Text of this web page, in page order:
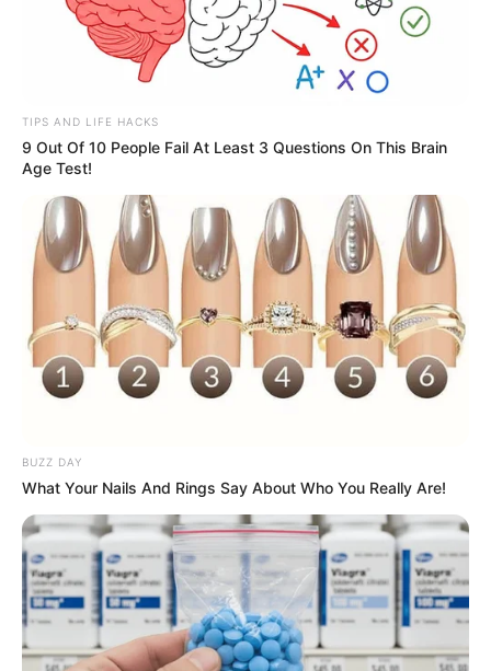
TIPS AND LIFE HACKS
9 Out Of 10 People Fail At Least 3 Questions On This Brain
Age Test!
BUZZ DAY
What Your Nails And Rings Say About Who You Really Are!